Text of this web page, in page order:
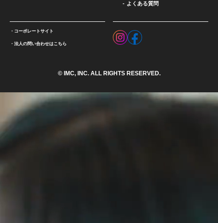
よくある質問
コーポレートサイト
法人の問い合わせはこちら
© IMC, INC. ALL RIGHTS RESERVED.